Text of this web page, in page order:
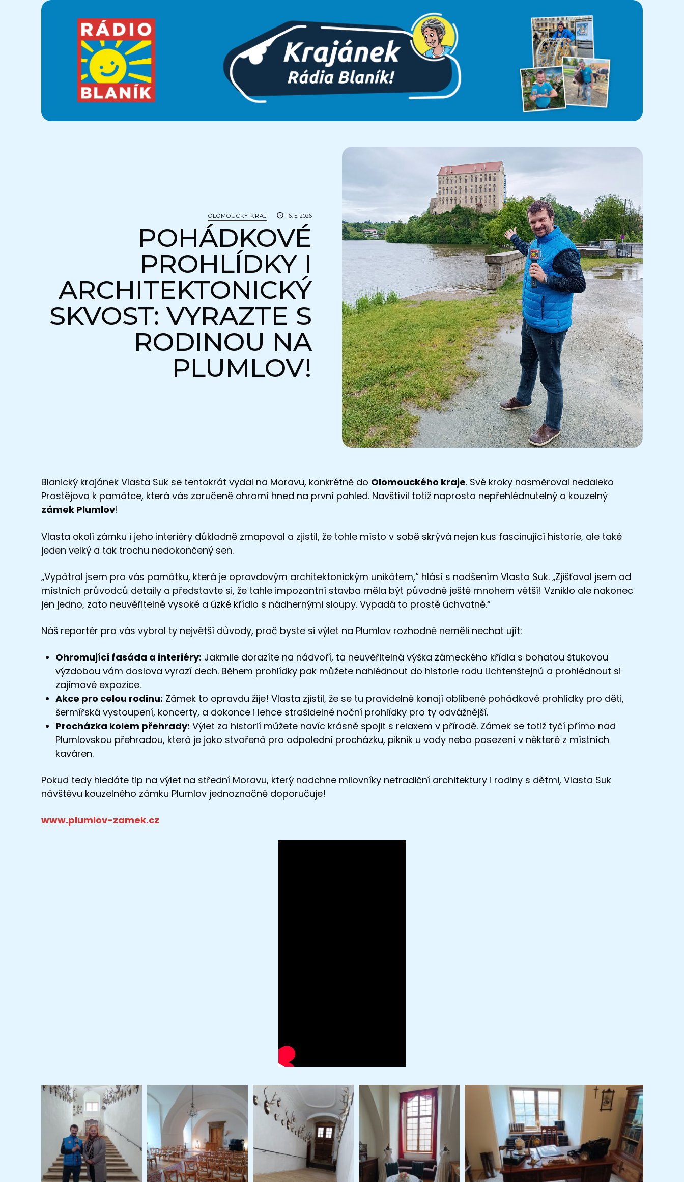
Krajánek
Rádia
BLANÍK
OLOMOUCKÝ KRAJ 16. 5. 2026
POHÁDKOVÉ
PROHLÍDKY I
ARCHITEKTONICKÝ
SKVOST: VYRAZTE S
RODINOU NA
PLUMLOV!
Blanický krajánek Vlasta Suk se tentokrát vydal na Moravu, konkrétně do Olomouckého kraje. Své kroky nasměroval nedaleko
Prostějova k památce, která vás zaručeně ohromí hned na první pohled. Navštívil totiž naprosto nepřehlédnutelný a kouzelný
zámek Plumlov!
Vlasta okolí zámku i jeho interiéry důkladně zmapoval a zjistil, že tohle místo v sobě skrývá nejen kus fascinující historie, ale také
jeden velký a tak trochu nedokončený sen.
„Vypátral jsem pro vás památku, která je opravdovým architektonickým unikátem,“ hlásí s nadšením Vlasta Suk. „Zjišťoval jsem od
místních průvodců detaily a představte si, že tahle impozantní stavba měla být původně ještě mnohem větší! Vzniklo ale nakonec
jen jedno, zato neuvěřitelně vysoké a úzké křídlo s nádhernými sloupy. Vypadá to prostě úchvatně.“
Náš reportér pro vás vybral ty největší důvody, proč byste si výlet na Plumlov rozhodně neměli nechat ujít:
Ohromující fasáda a interiéry: Jakmile dorazíte na nádvoří, ta neuvěřitelná výška zámeckého křídla s bohatou štukovou
výzdobou vám doslova vyrazí dech. Během prohlídky pak můžete nahlédnout do historie rodu Lichtenštejnů a prohlédnout si
zajímavé expozice.
Akce pro celou rodinu: Zámek to opravdu žije! Vlasta zjistil, že se tu pravidelně konají oblíbené pohádkové prohlídky pro děti,
šermířská vystoupení, koncerty, a dokonce i lehce strašidelné noční prohlídky pro ty odvážnější.
Procházka kolem přehrady: Výlet za historií můžete navíc krásně spojit s relaxem v přírodě. Zámek se totiž tyčí přímo nad
Plumlovskou přehradou, která je jako stvořená pro odpolední procházku, piknik u vody nebo posezení v některé z místních
kaváren.
Pokud tedy hledáte tip na výlet na střední Moravu, který nadchne milovníky netradiční architektury i rodiny s dětmi, Vlasta Suk
návštěvu kouzelného zámku Plumlov jednoznačně doporučuje!
www.plumlov-zamek.cz